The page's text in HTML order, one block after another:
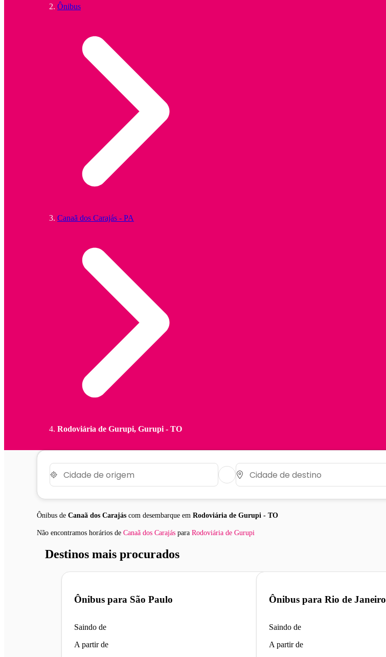
Ônibus
Canaã dos Carajás - PA
Rodoviária de Gurupi, Gurupi - TO
Ônibus de Canaã dos Carajás com desembarque em Rodoviária de Gurupi - TO
Não encontramos horários de Canaã dos Carajás para Rodoviária de Gurupi
Destinos mais procurados
Ônibus para São Paulo
Saindo de
A partir de
Ônibus paraRio de Janeiro
Saindo de
A partir de